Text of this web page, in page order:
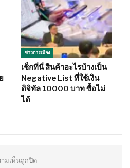
ข่าวการเมือง
เช็กที่นี่ สินค้าอะไรบ้างเป็น
Negative List ที่ใช้เงิน
ดิจิทัล 10000 บาท ซื้อไม่
ได้
มเห็นถูกปิด